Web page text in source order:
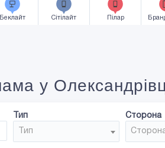
Беклайт Сiтiлайт Пілар
у
Тип
Тип
Сторона